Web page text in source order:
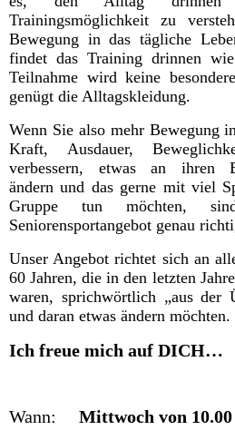
Trainingsmöglichkeit zu
Bewegung in das tägliche
findet das Training drinnen
Teilnahme wird keine
genügt die Alltagskleidung.
Wenn Sie also mehr Bewegung
Kraft, Ausdauer,
verbessern, etwas an ihren
ändern und das gerne mit viel
Gruppe tun möchten,
Seniorensportangebot genau
Unser Angebot richtet sich an
60 Jahren, die in den letzten
waren, sprichwörtlich „aus der
und daran etwas ändern möchten.
Ich freue mich auf DICH…
Wann:
Mittwoch von